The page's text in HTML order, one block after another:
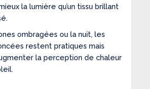
la lumière qu’un tissu brillant
ombragées ou la nuit, les
restent pratiques mais
la perception de chaleur